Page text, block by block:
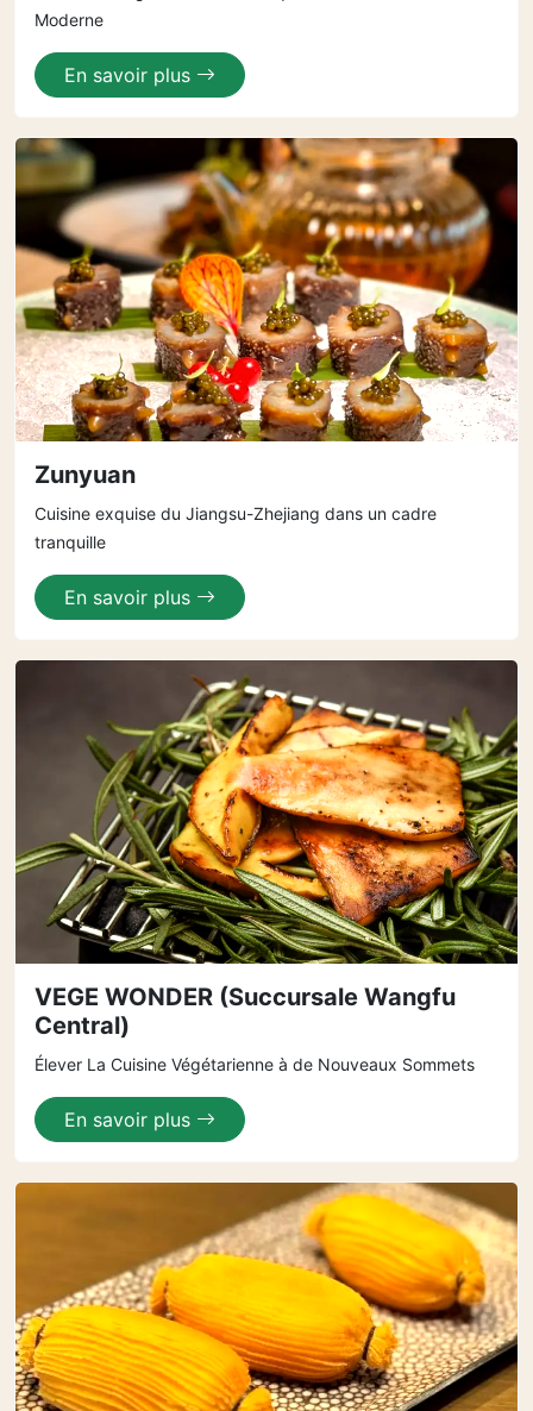
Moderne
En savoir plus
Zunyuan
Cuisine exquise du Jiangsu-Zhejiang dans un cadre
tranquille
En savoir plus
VEGE WONDER (Succursale Wangfu
Central)
Élever La Cuisine Végétarienne à de Nouveaux Sommets
En savoir plus